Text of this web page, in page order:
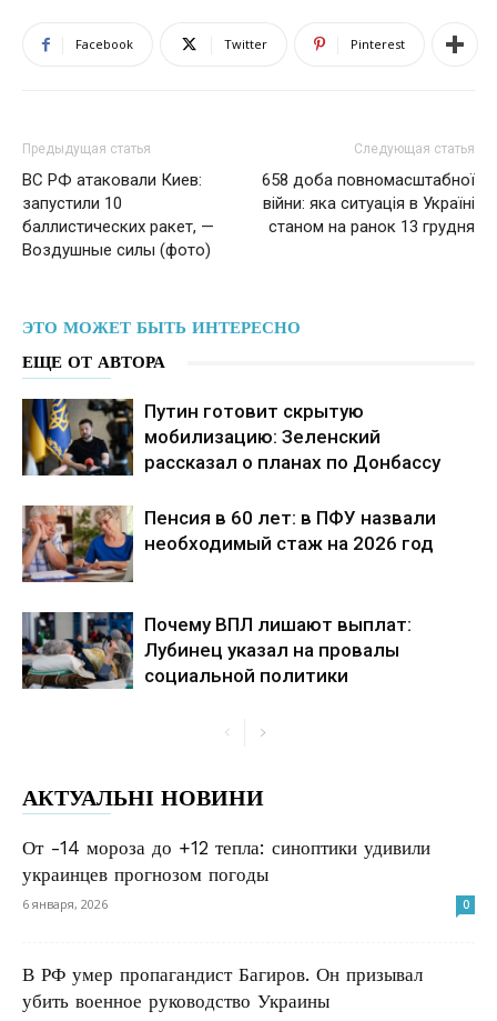
Facebook Twitter Pinterest
Предыдущая статья
ВС РФ атаковали Киев:
запустили 10
баллистических ракет, —
Воздушные силы (фото)
Следующая статья
658 доба повномасштабної
війни: яка ситуація в Україні
станом на ранок 13 грудня
ЭТО МОЖЕТ БЫТЬ ИНТЕРЕСНО
ЕЩЕ ОТ АВТОРА
Путин готовит скрытую
мобилизацию: Зеленский
рассказал о планах по Донбассу
Пенсия в 60 лет: в ПФУ назвали
необходимый стаж на 2026 год
Почему ВПЛ лишают выплат:
Лубинец указал на провалы
социальной политики
АКТУАЛЬНІ НОВИНИ
От -14 мороза до +12 тепла: синоптики удивили
украинцев прогнозом погоды
6 января, 2026 0
В РФ умер пропагандист Багиров. Он призывал
убить военное руководство Украины